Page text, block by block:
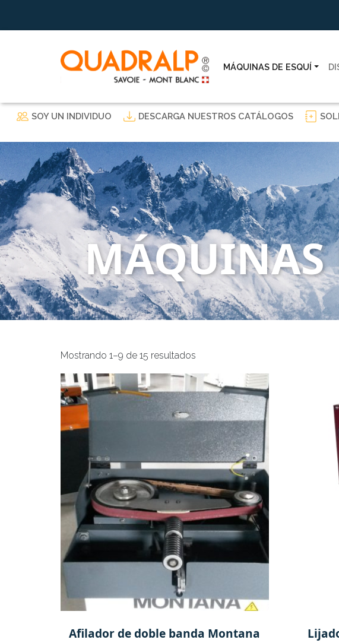
MÁQUINAS DE ESQUÍ
SOY UN INDIVIDUO DESCARGA NUESTROS CATÁLOGOS
MÁQUINAS
Mostrando 1–9 de 15 resultados
Afilador de doble banda Montana